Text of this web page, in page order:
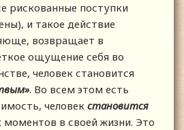
рискованные поступки
и такое действие
возвращает в
ощущение себя во
человек становится
. Во всем этом есть
человек становится
моментов в своей жизни. Это